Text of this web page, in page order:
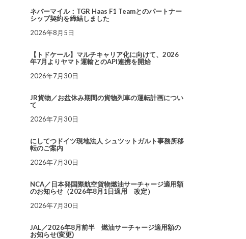
ネバーマイル：TGR Haas F1 Teamとのパートナー
シップ契約を締結しました
2026年8月5日
【トドケール】マルチキャリア化に向けて、2026
年7月よりヤマト運輸とのAPI連携を開始
2026年7月30日
JR貨物／お盆休み期間の貨物列車の運転計画につい
て
2026年7月30日
にしてつドイツ現地法人 シュツットガルト事務所移
転のご案内
2026年7月30日
NCA／日本発国際航空貨物燃油サーチャージ適用額
のお知らせ（2026年8月1日適用 改定）
2026年7月30日
JAL／2026年8月前半 燃油サーチャージ適用額の
お知らせ(変更)